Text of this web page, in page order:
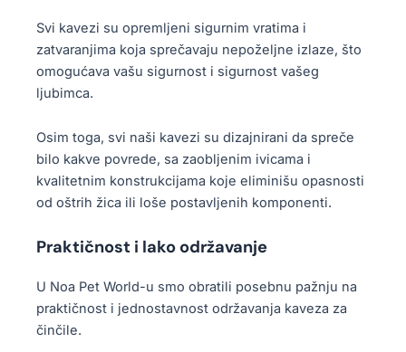
Svi kavezi su opremljeni sigurnim vratima i
zatvaranjima koja sprečavaju nepoželjne izlaze, što
omogućava vašu sigurnost i sigurnost vašeg
ljubimca.
Osim toga, svi naši kavezi su dizajnirani da spreče
bilo kakve povrede, sa zaobljenim ivicama i
kvalitetnim konstrukcijama koje eliminišu opasnosti
od oštrih žica ili loše postavljenih komponenti.
Praktičnost i lako održavanje
U Noa Pet World-u smo obratili posebnu pažnju na
praktičnost i jednostavnost održavanja kaveza za
činčile.